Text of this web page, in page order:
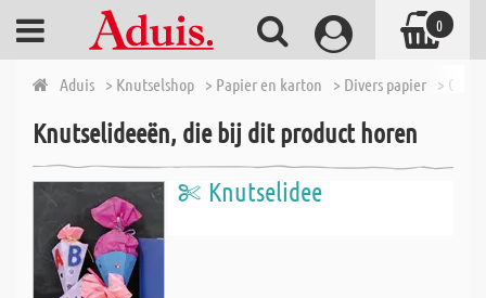
Aduis > Knutselshop > Papier en karton > Divers papier >
Knutselideeën, die bij dit product horen
Knutselidee
0